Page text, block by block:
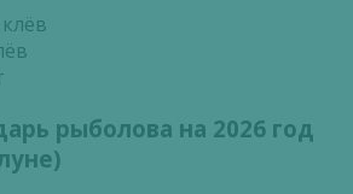
рыболова на 2026 год